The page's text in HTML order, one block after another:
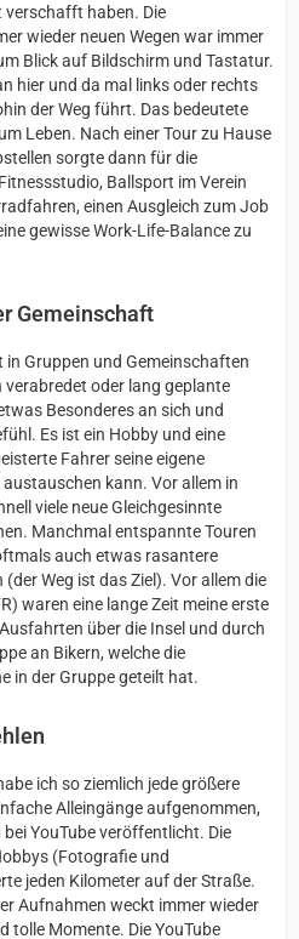
verschafft haben. Die
wieder neuen Wegen war immer
Blick auf Bildschirm und Tastatur.
hier und da mal links oder rechts
der Weg führt. Das bedeutete
Leben. Nach einer Tour zu Hause
sorgte dann für die
Ballsport im Verein
einen Ausgleich zum Job
gewisse Work-Life-Balance zu
Gemeinschaft
Gruppen und Gemeinschaften
oder lang geplante
Besonderes an sich und
Es ist ein Hobby und eine
Fahrer seine eigene
kann. Vor allem in
viele neue Gleichgesinnte
Manchmal entspannte Touren
auch etwas rasantere
Weg ist das Ziel). Vor allem die
waren eine lange Zeit meine erste
über die Insel und durch
an Bikern, welche die
in der Gruppe geteilt hat.
ich so ziemlich jede größere
Alleingänge aufgenommen,
YouTube veröffentlicht. Die
(Fotografie und
jeden Kilometer auf der Straße.
Aufnahmen weckt immer wieder
tolle Momente. Die YouTube